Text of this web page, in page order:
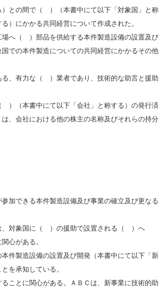
との間で（ ）（本書中にて以下「対象国」と称
）にかかる共同経営について作成された。
へ（ ）部品を供給する本件製造設備の設置及び
での本件製造についての共同経営にかかるその他
る、有力な（ ）業者であり、技術的な助言と援助
）（本書中にて以下「会社」と称する）の発行済
、会社における他の株主の名称及びそれらの持分
加できる本件製造設備及び事業の確立及び更なる
、対象国に（ ）の援助で設置される（ ）へ
心がある。
件製造設備の設置及び開発（本書中にて以下「新
を承知している。
ことに関心がある。ＡＢＣは、新事業に技術的助